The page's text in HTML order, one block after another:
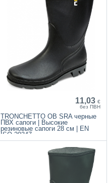
11,03 €
без ПВН
TRONCHETTO OB SRA черные
ПВХ сапоги | Высокие
резиновые сапоги 28 см | EN
ISO 20347